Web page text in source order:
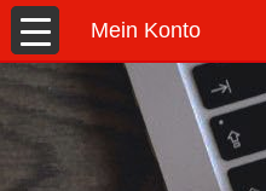
Mein Konto